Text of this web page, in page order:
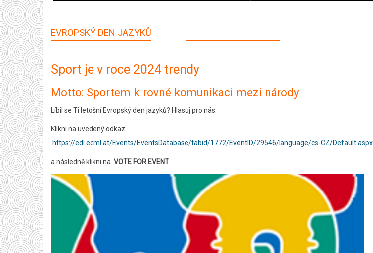
EVROPSKÝ DEN JAZYKŮ
Sport je v roce 2024 trendy
Motto: Sportem k rovné komunikaci mezi národy
Líbil se Ti letošní Evropský den jazyků? Hlasuj pro nás.
Klikni na uvedený odkaz:
https://edl.ecml.at/Events/EventsDatabase/tabid/1772/EventID/29546/language/cs-CZ/Default.aspx
a následně klikni na VOTE FOR EVENT